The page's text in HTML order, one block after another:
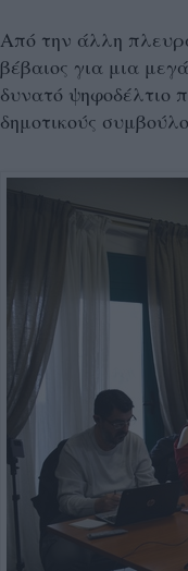
Από την άλλη
βέβαιος για μια
δυνατό ψηφοδέλτιο
δημοτικούς